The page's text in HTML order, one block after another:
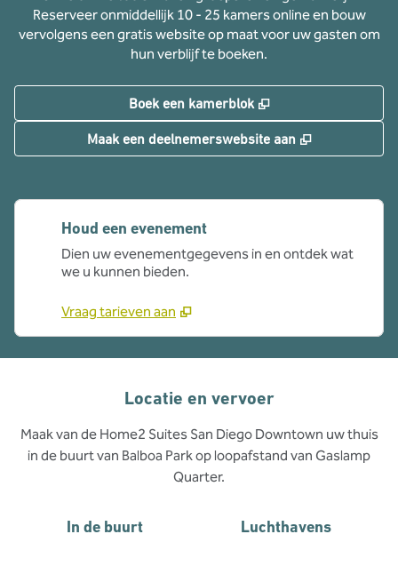
Reserveer onmiddellijk 10 - 25 kamers online en bouw
vervolgens een gratis website op maat voor uw gasten om
hun verblijf te boeken.
Boek een kamerblok ,
Maak een deelnemerswebsite aan ,
Houd een evenement
Dien uw evenementgegevens in en ontdek wat
we u kunnen bieden.
Vraag tarieven aan
Locatie en vervoer
Maak van de Home2 Suites San Diego Downtown uw thuis
in de buurt van Balboa Park op loopafstand van Gaslamp
Quarter.
In de buurt Luchthavens